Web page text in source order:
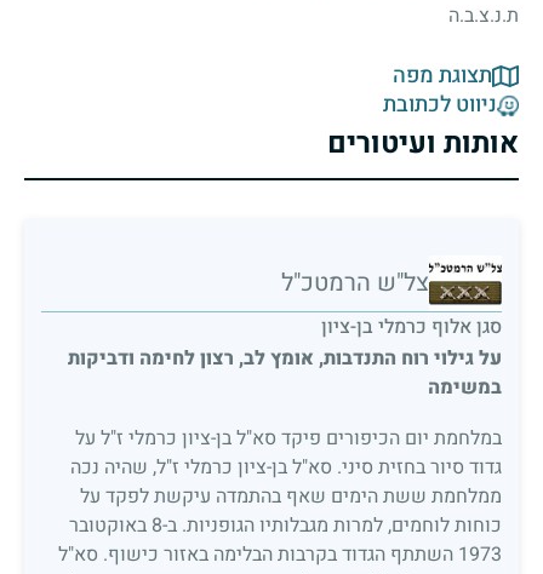
ת.נ.צ.ב.ה
תצוגת מפה
ניווט לכתובת
אותות ועיטורים
צל"ש הרמטכ"ל
סגן אלוף כרמלי בן-ציון
על גילוי רוח התנדבות, אומץ לב, רצון לחימה ודביקות
במשימה
במלחמת יום הכיפורים פיקד סא"ל בן-ציון כרמלי ז"ל על
גדוד סיור בחזית סיני. סא"ל בן-ציון כרמלי ז"ל, שהיה נכה
ממלחמת ששת הימים שאף בהתמדה עיקשת לפקד על
כוחות לוחמים, למרות מגבלותיו הגופניות. ב-8 באוקטובר
1973 השתתף הגדוד בקרבות הבלימה באזור כישוף. סא"ל